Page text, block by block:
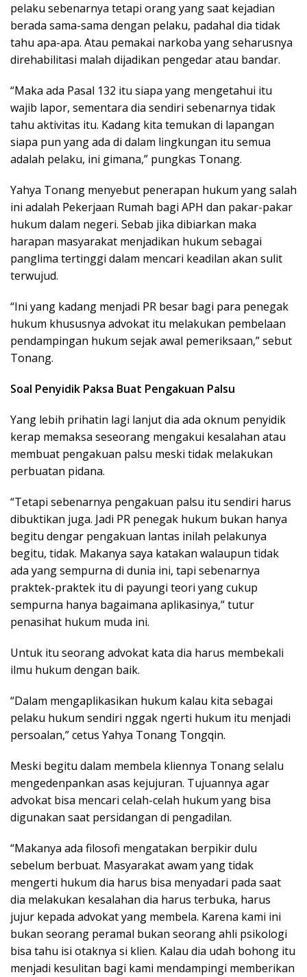
pelaku sebenarnya tetapi orang yang saat kejadian
berada sama-sama dengan pelaku, padahal dia tidak
tahu apa-apa. Atau pemakai narkoba yang seharusnya
direhabilitasi malah dijadikan pengedar atau bandar.
“Maka ada Pasal 132 itu siapa yang mengetahui itu
wajib lapor, sementara dia sendiri sebenarnya tidak
tahu aktivitas itu. Kadang kita temukan di lapangan
siapa pun yang ada di dalam lingkungan itu semua
adalah pelaku, ini gimana,” pungkas Tonang.
Yahya Tonang menyebut penerapan hukum yang salah
ini adalah Pekerjaan Rumah bagi APH dan pakar-pakar
hukum dalam negeri. Sebab jika dibiarkan maka
harapan masyarakat menjadikan hukum sebagai
panglima tertinggi dalam mencari keadilan akan sulit
terwujud.
“Ini yang kadang menjadi PR besar bagi para penegak
hukum khususnya advokat itu melakukan pembelaan
pendampingan hukum sejak awal pemeriksaan,” sebut
Tonang.
Soal Penyidik Paksa Buat Pengakuan Palsu
Yang lebih prihatin lagi lanjut dia ada oknum penyidik
kerap memaksa seseorang mengakui kesalahan atau
membuat pengakuan palsu meski tidak melakukan
perbuatan pidana.
“Tetapi sebenarnya pengakuan palsu itu sendiri harus
dibuktikan juga. Jadi PR penegak hukum bukan hanya
begitu dengar pengakuan lantas inilah pelakunya
begitu, tidak. Makanya saya katakan walaupun tidak
ada yang sempurna di dunia ini, tapi sebenarnya
praktek-praktek itu di payungi teori yang cukup
sempurna hanya bagaimana aplikasinya,” tutur
penasihat hukum muda ini.
Untuk itu seorang advokat kata dia harus membekali
ilmu hukum dengan baik.
“Dalam mengaplikasikan hukum kalau kita sebagai
pelaku hukum sendiri nggak ngerti hukum itu menjadi
persoalan,” cetus Yahya Tonang Tongqin.
Meski begitu dalam membela kliennya Tonang selalu
mengedenpankan asas kejujuran. Tujuannya agar
advokat bisa mencari celah-celah hukum yang bisa
digunakan saat persidangan di pengadilan.
“Makanya ada filosofi mengatakan berpikir dulu
sebelum berbuat. Masyarakat awam yang tidak
mengerti hukum dia harus bisa menyadari pada saat
dia melakukan kesalahan dia harus terbuka, harus
jujur kepada advokat yang membela. Karena kami ini
bukan seorang peramal bukan seorang ahli psikologi
bisa tahu isi otaknya si klien. Kalau dia udah bohong itu
menjadi kesulitan bagi kami mendampingi memberikan